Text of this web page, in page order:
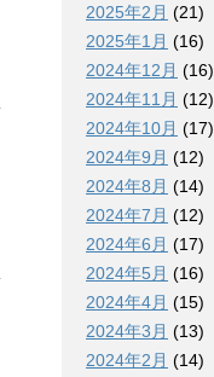
2025年2月 (21)
2025年1月 (16)
2024年12月 (16)
2024年11月 (12)
2024年10月 (17)
2024年9月 (12)
2024年8月 (14)
2024年7月 (12)
2024年6月 (17)
2024年5月 (16)
2024年4月 (15)
2024年3月 (13)
2024年2月 (14)